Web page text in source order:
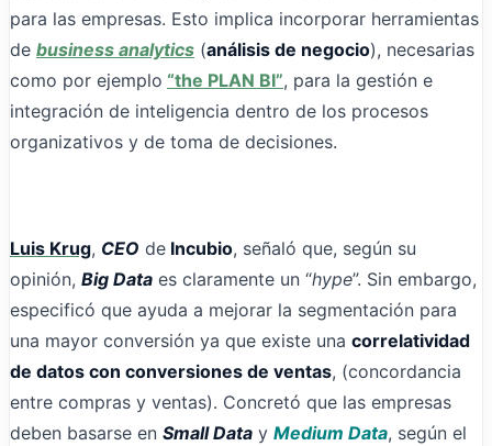
para las empresas. Esto implica incorporar herramientas
de business analytics (análisis de negocio), necesarias
como por ejemplo “the PLAN BI”, para la gestión e
integración de inteligencia dentro de los procesos
organizativos y de toma de decisiones.
Luis Krug, CEO de Incubio, señaló que, según su
opinión, Big Data es claramente un “hype”. Sin embargo,
especificó que ayuda a mejorar la segmentación para
una mayor conversión ya que existe una correlatividad
de datos con conversiones de ventas, (concordancia
entre compras y ventas). Concretó que las empresas
deben basarse en Small Data y Medium Data, según el